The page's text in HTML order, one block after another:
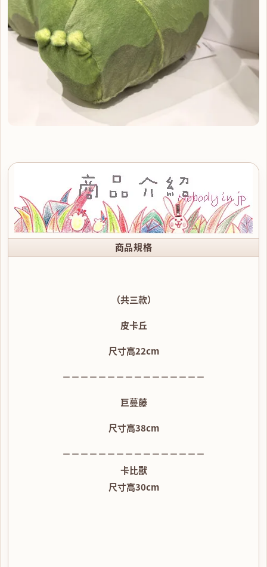
商品規格
（共三款）
皮卡丘
尺寸高22cm
－－－－－－－－－－－－－－－－
巨蔓藤
尺寸高38cm
－－－－－－－－－－－－－－－－
卡比獸
尺寸高30cm